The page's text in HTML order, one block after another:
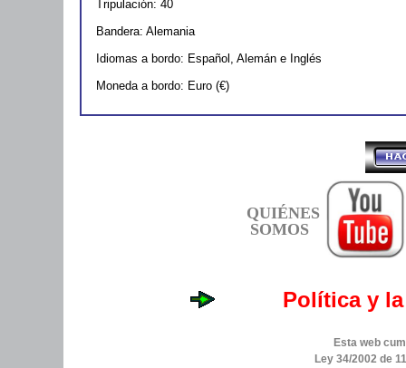
Tripulación: 40
Bandera: Alemania
Idiomas a bordo: Español, Alemán e Inglés
Moneda a bordo: Euro (€)
QUIÉNES
SOMOS
Política y
Esta web
Ley 34/2002 de